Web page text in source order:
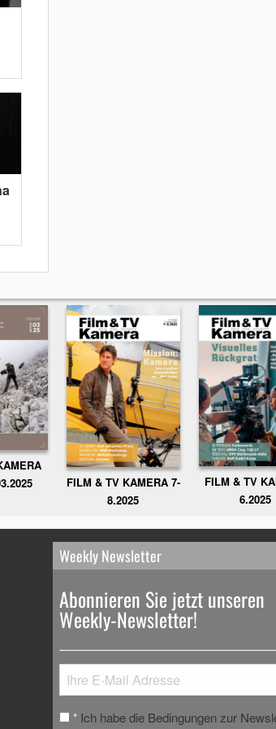
FILM & TV KAMERA 7-
8.2025
FILM & TV
6.2025
Weekly Newsletter
Abonnieren Sie jetzt unseren
Weekly-Newsletter!
* Ich habe die Bedingungen zur